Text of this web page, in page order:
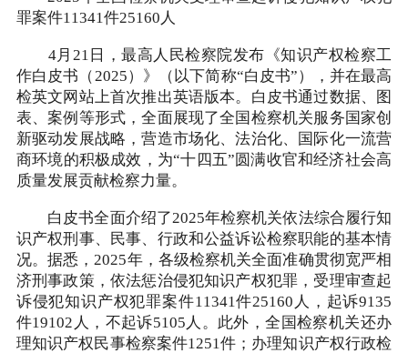
罪案件11341件25160人
4月21日，最高人民检察院发布《知识产权检察工
作白皮书（2025）》（以下简称“白皮书”），并在最高
检英文网站上首次推出英语版本。白皮书通过数据、图
表、案例等形式，全面展现了全国检察机关服务国家创
新驱动发展战略，营造市场化、法治化、国际化一流营
商环境的积极成效，为“十四五”圆满收官和经济社会高
质量发展贡献检察力量。
白皮书全面介绍了2025年检察机关依法综合履行知
识产权刑事、民事、行政和公益诉讼检察职能的基本情
况。据悉，2025年，各级检察机关全面准确贯彻宽严相
济刑事政策，依法惩治侵犯知识产权犯罪，受理审查起
诉侵犯知识产权犯罪案件11341件25160人，起诉9135
件19102人，不起诉5105人。此外，全国检察机关还办
理知识产权民事检察案件1251件；办理知识产权行政检